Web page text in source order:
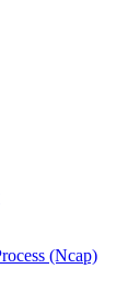
(Ncap)